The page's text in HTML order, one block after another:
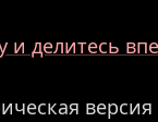
и делитесь